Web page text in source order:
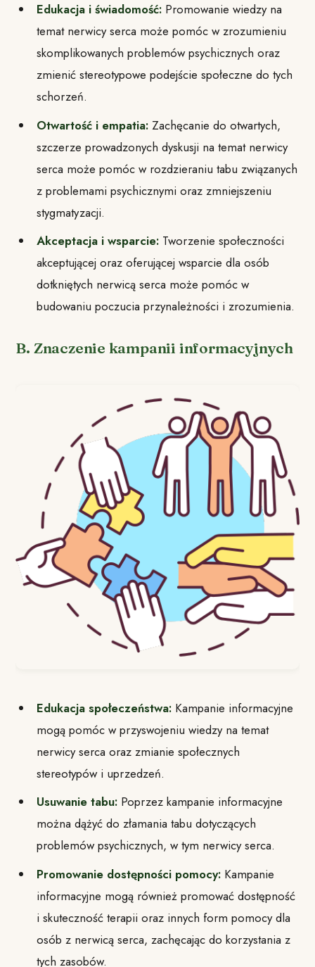
Edukacja i świadomość: Promowanie wiedzy na
temat nerwicy serca może pomóc w zrozumieniu
skomplikowanych problemów psychicznych oraz
zmienić stereotypowe podejście społeczne do tych
schorzeń.
Otwartość i empatia: Zachęcanie do otwartych,
szczerze prowadzonych dyskusji na temat nerwicy
serca może pomóc w rozdzieraniu tabu związanych
z problemami psychicznymi oraz zmniejszeniu
stygmatyzacji.
Akceptacja i wsparcie: Tworzenie społeczności
akceptującej oraz oferującej wsparcie dla osób
dotkniętych nerwicą serca może pomóc w
budowaniu poczucia przynależności i zrozumienia.
B. Znaczenie kampanii informacyjnych
Edukacja społeczeństwa: Kampanie informacyjne
mogą pomóc w przyswojeniu wiedzy na temat
nerwicy serca oraz zmianie społecznych
stereotypów i uprzedzeń.
Usuwanie tabu: Poprzez kampanie informacyjne
można dążyć do złamania tabu dotyczących
problemów psychicznych, w tym nerwicy serca.
Promowanie dostępności pomocy: Kampanie
informacyjne mogą również promować dostępność
i skuteczność terapii oraz innych form pomocy dla
osób z nerwicą serca, zachęcając do korzystania z
tych zasobów.